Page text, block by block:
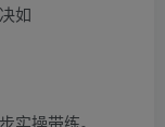
如
实操带练。